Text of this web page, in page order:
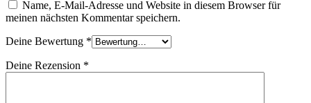
Name, E-Mail-Adresse und Website in diesem Browser für
meinen nächsten Kommentar speichern.
Deine Bewertung *
Deine Rezension *